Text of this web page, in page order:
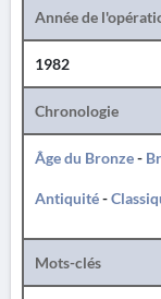
Année de
1982
Chronologie
Âge du Bronze-
Antiquité-
Mots-clés